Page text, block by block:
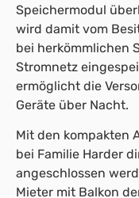
Speichermodul
wird damit vom
bei herkömmlichen
Stromnetz
ermöglicht die
Geräte über Nacht.
Mit den kompakten
bei Familie Harder
angeschlossen
Mieter mit Balkon